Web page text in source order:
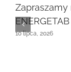
Zapraszamy
10 lipca, 2026